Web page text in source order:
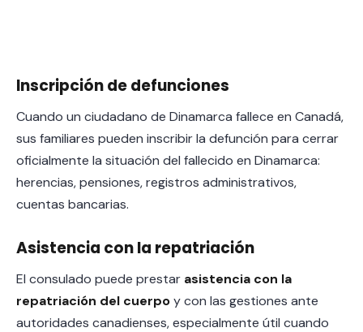
Inscripción de defunciones
Cuando un ciudadano de Dinamarca fallece en Canadá,
sus familiares pueden inscribir la defunción para cerrar
oficialmente la situación del fallecido en Dinamarca:
herencias, pensiones, registros administrativos,
cuentas bancarias.
Asistencia con la repatriación
El consulado puede prestar asistencia con la
repatriación del cuerpoy con las gestiones ante
autoridades canadienses, especialmente útil cuando